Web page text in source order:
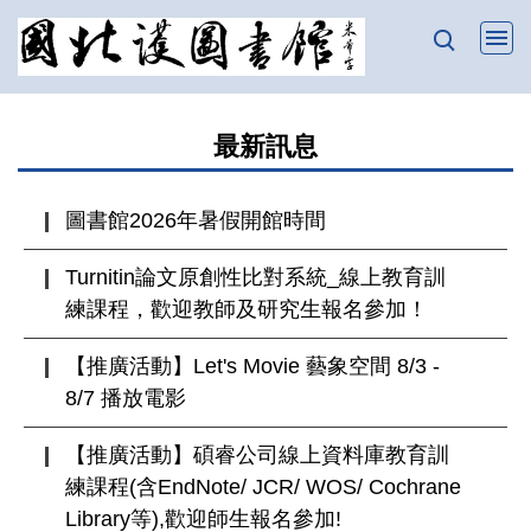
跳
到
最新訊息
圖書館2026年暑假開館時間
Turnitin論文原創性比對系統_線上教育訓
練課程，歡迎教師及研究生報名參加！
【推廣活動】Let's Movie 藝象空間 8/3 -
8/7 播放電影
【推廣活動】碩睿公司線上資料庫教育訓
練課程(含EndNote/ JCR/ WOS/ Cochrane
Library等),歡迎師生報名參加!